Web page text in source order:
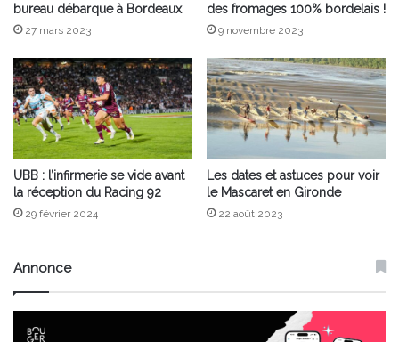
bureau débarque à Bordeaux
27 mars 2023
des fromages 100% bordelais !
9 novembre 2023
UBB : l’infirmerie se vide avant
la réception du Racing 92
29 février 2024
Les dates et astuces pour voir
le Mascaret en Gironde
22 août 2023
Annonce